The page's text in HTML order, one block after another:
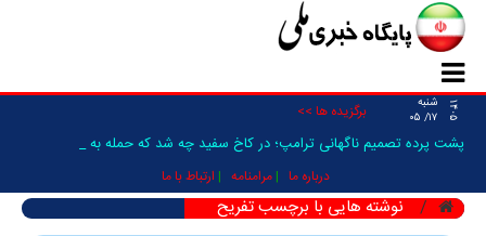
۱۴۰۵
شنبه
۱۷/ ۰۵
برگزیده ها >>
پشت پرده تصمیم ناگهانی ترامپ؛ در کاخ سفید چه شد که حمله به ای_
درباره ما مرامنامه ارتباط با ما
نوشته هایی با برچسب تفریح